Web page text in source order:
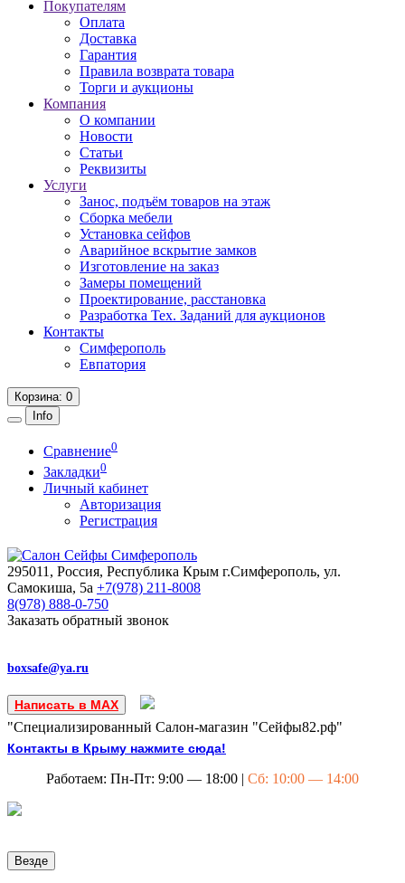
Покупателям
Оплата
Доставка
Гарантия
Правила возврата товара
Торги и аукционы
Компания
О компании
Новости
Статьи
Реквизиты
Услуги
Занос, подъём товаров на этаж
Сборка мебели
Установка сейфов
Аварийное вскрытие замков
Изготовление на заказ
Замеры помещений
Проектирование, расстановка
Разработка Тех. Заданий для аукционов
Контакты
Симферополь
Евпатория
Корзина: 0
Info
Сравнение0
Закладки0
Личный кабинет
Авторизация
Регистрация
295011, Россия, Республика Крым г.Симферополь, ул.
Самокиша, 5а +7(978) 211-8008
8(978) 888-0-750
Заказать обратный звонок
boxsafe@ya.ru
Написать в MAX
"Специализированный Салон-магазин "Сейфы82.рф"
Контакты в Крыму нажмите сюда!
Работаем: Пн-Пт: 9:00 — 18:00 | Сб: 10:00 — 14:00
Везде